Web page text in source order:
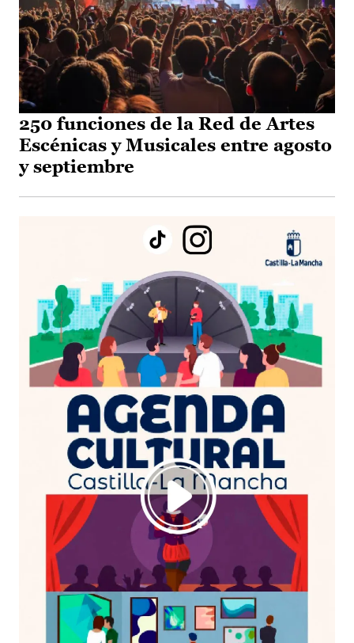
250 funciones de la Red de Artes
Escénicas y Musicales entre agosto
y septiembre